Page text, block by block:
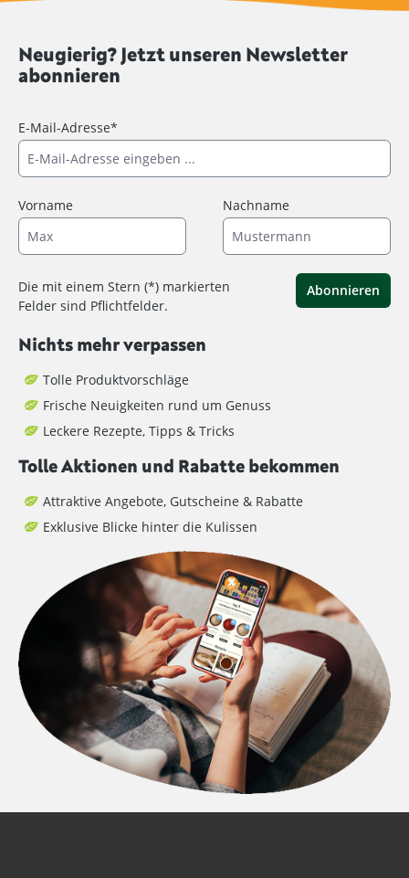
Neugierig? Jetzt unseren Newsletter
abonnieren
E-Mail-Adresse*
Vorname Nachname
Die mit einem Stern (*) markierten
Felder sind Pflichtfelder.
Abonnieren
Nichts mehr verpassen
Tolle Produktvorschläge
Frische Neuigkeiten rund um Genuss
Leckere Rezepte, Tipps & Tricks
Tolle Aktionen und Rabatte bekommen
Attraktive Angebote, Gutscheine & Rabatte
Exklusive Blicke hinter die Kulissen